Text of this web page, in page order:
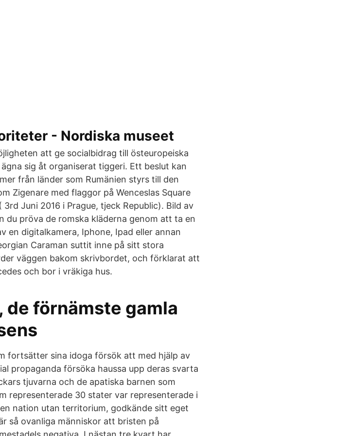
- Nordiska museet
att ge socialbidrag till östeuropeiska
sig åt organiserat tiggeri. Ett beslut kan
från länder som Rumänien styrs till den
Zigenare med flaggor på Wenceslas Square
Juni 2016 i Prague, tjeck Republic). Bild av
du pröva de romska kläderna genom att ta en
en digitalkamera, Iphone, Ipad eller annan
Caraman suttit inne på sitt stora
väggen bakom skrivbordet, och förklarat att
och bor i vräkiga hus.
de förnämste gamla
fortsätter sina idoga försök att med hjälp av
propaganda försöka haussa upp deras svarta
tjuvarna och de apatiska barnen som
representerade 30 stater var representerade i
nation utan territorium, godkände sitt eget
så ovanliga människor att bristen på